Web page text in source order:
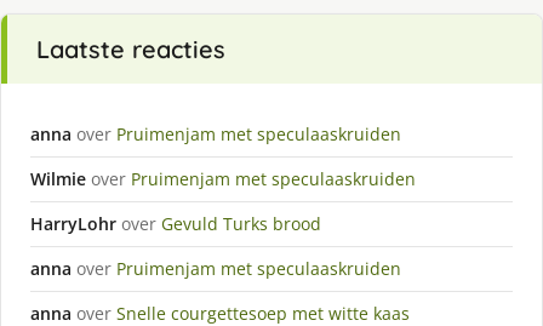
Laatste reacties
anna over Pruimenjam met speculaaskruiden
Wilmie over Pruimenjam met speculaaskruiden
HarryLohr over Gevuld Turks brood
anna over Pruimenjam met speculaaskruiden
anna over Snelle courgettesoep met witte kaas